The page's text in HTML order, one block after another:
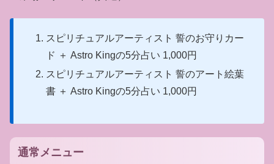
スピリチュアルアーティスト 誓のお守りカー
ド ＋ Astro Kingの5分占い 1,000円
スピリチュアルアーティスト 誓のアート絵葉
書 ＋ Astro Kingの5分占い 1,000円
通常メニュー